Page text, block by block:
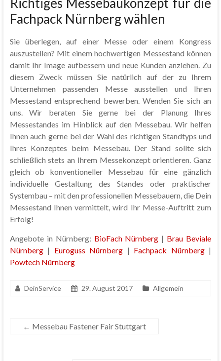
Fachpack Nürnberg wählen
Sie überlegen, auf einer Messe oder einem Kongress
auszustellen? Mit einem hochwertigen Messestand können
damit Ihr Image aufbessern und neue Kunden anziehen. Zu
diesem Zweck müssen Sie natürlich auf der zu Ihrem
Unternehmen passenden Messe ausstellen und Ihren
Messestand entsprechend bewerben. Wenden Sie sich an
uns. Wir beraten Sie gerne bei der Planung Ihres
Messestandes im Hinblick auf den Messebau. Wir helfen
Ihnen auch gerne bei der Wahl des richtigen Standtyps und
Ihres Konzeptes beim Messebau. Der Stand sollte sich
schließlich stets an Ihrem Messekonzept orientieren. Ganz
gleich ob konventioneller Messebau für eine gänzlich
individuelle Gestaltung des Standes oder praktischer
Systembau – mit den professionellen Messebauern, die Dein
Messestand Ihnen vermittelt, wird Ihr Messe-Auftritt zum
Erfolg!
Angebote in Nürnberg: BioFach Nürnberg | Brau Beviale
Nürnberg| Euroguss Nürnberg | Fachpack Nürnberg|
Powtech Nürnberg
DeinService 29. August 2017 Allgemein
← Messebau Fastener Fair Stuttgart